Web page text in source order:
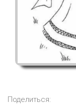
Поделиться: